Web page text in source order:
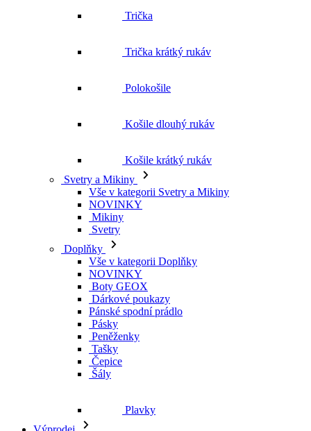
Trička
Trička krátký rukáv
Polokošile
Košile dlouhý rukáv
Košile krátký rukáv
Svetry a Mikiny
Vše v kategorii Svetry a Mikiny
NOVINKY
Mikiny
Svetry
Doplňky
Vše v kategorii Doplňky
NOVINKY
Boty GEOX
Dárkové poukazy
Pánské spodní prádlo
Pásky
Peněženky
Tašky
Čepice
Šály
Vše v kategorii Výprodej